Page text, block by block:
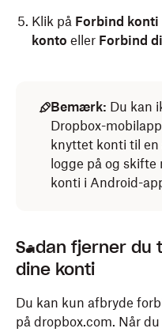
Klik på Forbind konti
konto eller Forbind
eller menulinje (Mac) .
Klik på din avatar
nederste venstre
Klik påPræferencer.
Klik påTilføj privat
Hvis du ikke får
Log på med
Tryk på
(konto).
Tryk påTilføj privat
Bemærk: Du kan
Dropbox-
knyttet konti til
logge på og
konti i Android-
Sådan fjerner du
dine konti
Du kan kun afbryde
på dropbox.com. Når